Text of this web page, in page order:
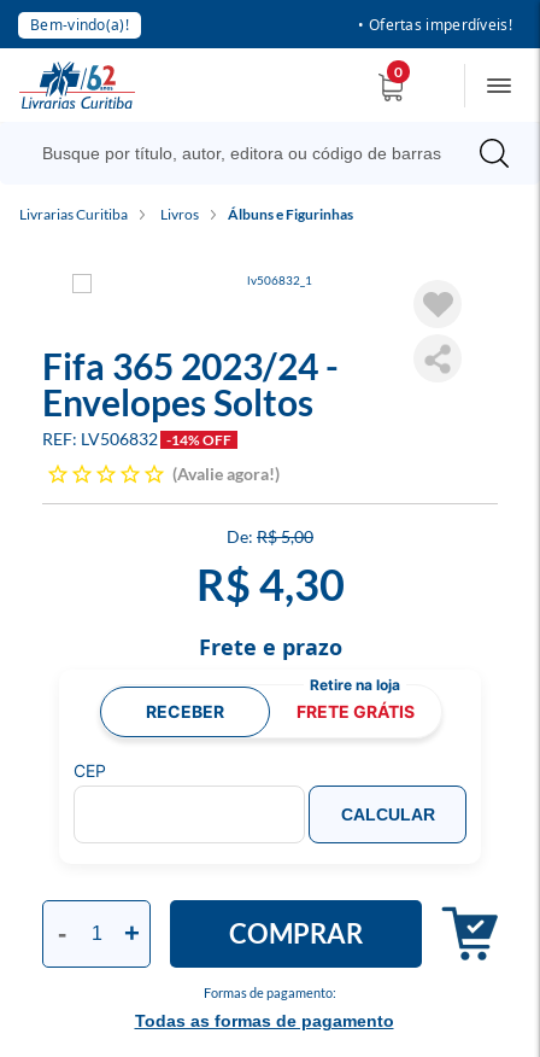
Bem-vindo(a)! • Ofertas imperdíveis!
0
Livrarias Curitiba Livros Álbuns e Figurinhas
Fifa 365 2023/24 -
Envelopes Soltos
LV506832 -14% OFF
Avalie agora!
R$ 5,00
R$ 4,30
Formas de pagamento:
Todas as formas de pagamento
- + COMPRAR
Frete e prazo
RECEBER FRETE GRÁTIS
CEP
CALCULAR